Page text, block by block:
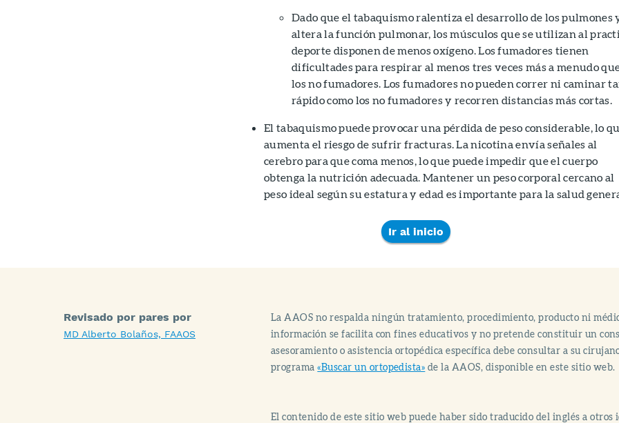
Dado que el tabaquismo ralentiza el desarrollo de los pulmones
altera la función pulmonar, los músculos que se utilizan al
deporte disponen de menos oxígeno. Los fumadores tienen
dificultades para respirar al menos tres veces más a menudo
los no fumadores. Los fumadores no pueden correr ni caminar
rápido como los no fumadores y recorren distancias más cortas.
El tabaquismo puede provocar una pérdida de peso considerable, lo
aumenta el riesgo de sufrir fracturas. La nicotina envía señales al
cerebro para que coma menos, lo que puede impedir que el cuerpo
obtenga la nutrición adecuada. Mantener un peso corporal cercano al
peso ideal según su estatura y edad es importante para la salud
Ir al inicio
Revisado por pares por
MD Alberto Bolaños, FAAOS
La AAOS no respalda ningún tratamiento, procedimiento, producto ni
información se facilita con fines educativos y no pretende constituir un
asesoramiento o asistencia ortopédica específica debe consultar a su
programa«Buscar un ortopedista» de la AAOS, disponible en este sitio web.
El contenido de este sitio web puede haber sido traducido del inglés a